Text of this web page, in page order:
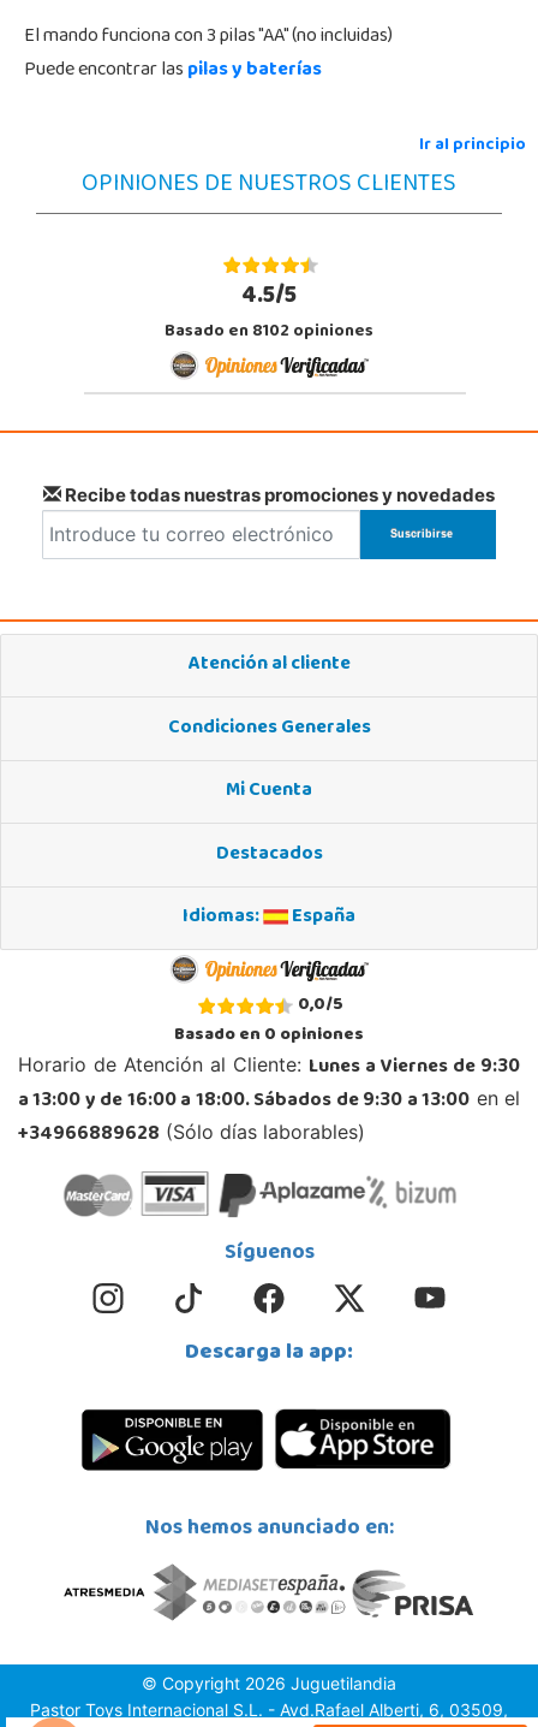
El mando funciona con 3 pilas "AA" (no incluidas)
Puede encontrar laspilas y baterías
Ir al principio
OPINIONES DE NUESTROS CLIENTES
4.5/5
Basado en 8102 opiniones
Recibe todas nuestras promociones y novedades
Atención al cliente
Condiciones Generales
Mi Cuenta
Destacados
Idiomas:
España
0,0/5
Basado en0opiniones
Horario de Atención al Cliente: Lunes a Viernes de 9:30
a 13:00 y de 16:00 a 18:00. Sábados de 9:30 a 13:00 en el
+34966889628 (Sólo días laborables)
Síguenos
Descarga la app:
Nos hemos anunciado en:
© Copyright 2026 Juguetilandia
Pastor Toys Internacional S.L. - Avd.Rafael Alberti, 6, 03509,